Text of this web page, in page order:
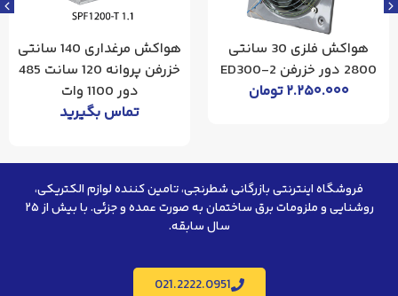
هواکش فلزی 30 سانتی
2800 دور خزرفن 2-ED300
۲.۲۵۰.۰۰۰تومان
هواکش مرغداری 140 سانتی
خزرفن پروانه 120 سانت 485
دور 1100 وات
تماس بگیرید
فروشگاه اینترنتی بازرگانی شطرنجی، تامین کننده لوازم الکتریکی،
روشنایی و ملزومات برق ساختمان به صورت عمده و جزئی. با بیش از ۲۵
سال سابقه.
021.2222.0951